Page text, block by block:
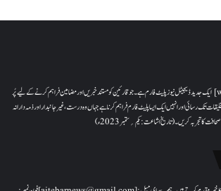
[www.aitebarnews.com] ایک جدید ڈیجیٹل نیوز پلیٹ فارم ہے۔ جو قارئین کو مستند خبریں اور مضامین فراہم کرنے کے لیے پُر
تک رسائی اور انہیں ایک ایسا پلیٹ فارم فراہم کرنا ہے جہاں وہ درست، غیر جانبدار اور ذمہ دارانہ
صحافت کا تجربہ کریں۔( تاریخ اشاعت : یکم؍ ستمبر 2023ء)